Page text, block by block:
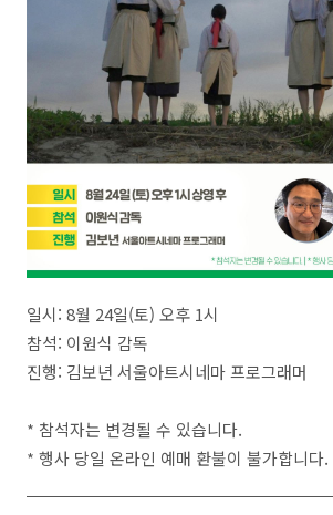
일시: 8월 24일(토) 오후 1시
참석: 이원식 감독
진행: 김보년 서울아트시네마 프로그래머
* 참석자는 변경될 수 있습니다.
* 행사 당일 온라인 예매 환불이 불가합니다.